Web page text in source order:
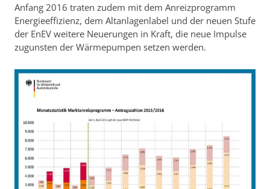
Anfang 2016 traten zudem mit dem Anreizprogramm
Energieeffizienz, dem Altanlagenlabel und der neuen Stufe
der EnEV weitere Neuerungen in Kraft, die neue Impulse
zugunsten der Wärmepumpen setzen werden.